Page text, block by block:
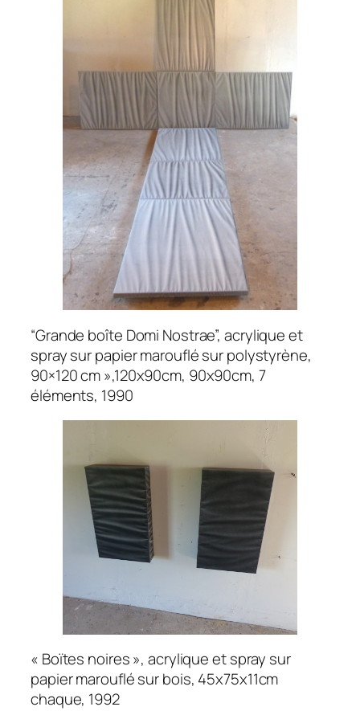
“Grande boîte Domi Nostrae”, acrylique et
spray sur papier marouflé sur polystyrène,
90×120 cm »,120x90cm, 90x90cm, 7
éléments, 1990
« Boïtes noires », acrylique et spray sur
papier marouflé sur bois, 45x75x11cm
chaque, 1992